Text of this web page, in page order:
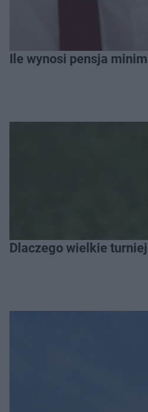
Ile wynosi pensja
Dlaczego wielkie